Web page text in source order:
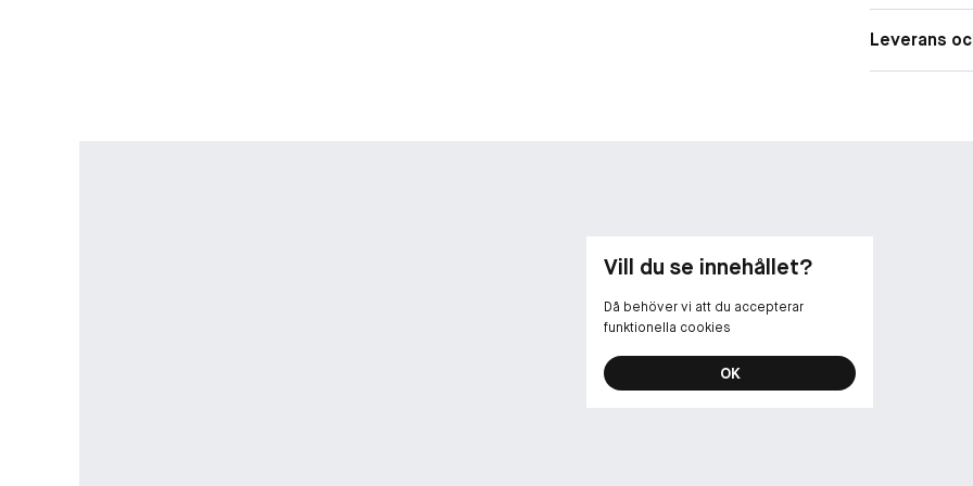
Två tekniker
Leverans
Vill du se innehållet?
Då behöver vi att du accepterar
funktionella cookies
OK